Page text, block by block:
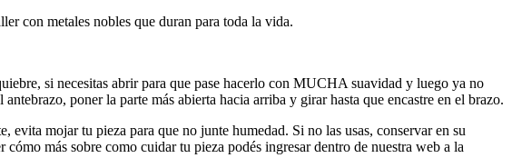
con metales nobles que duran para toda la vida.
si necesitas abrir para que pase hacerlo con MUCHA suavidad y luego ya no
poner la parte más abierta hacia arriba y girar hasta que encastre en el brazo.
mojar tu pieza para que no junte humedad. Si no las usas, conservar en su
más sobre como cuidar tu pieza podés ingresar dentro de nuestra web a la